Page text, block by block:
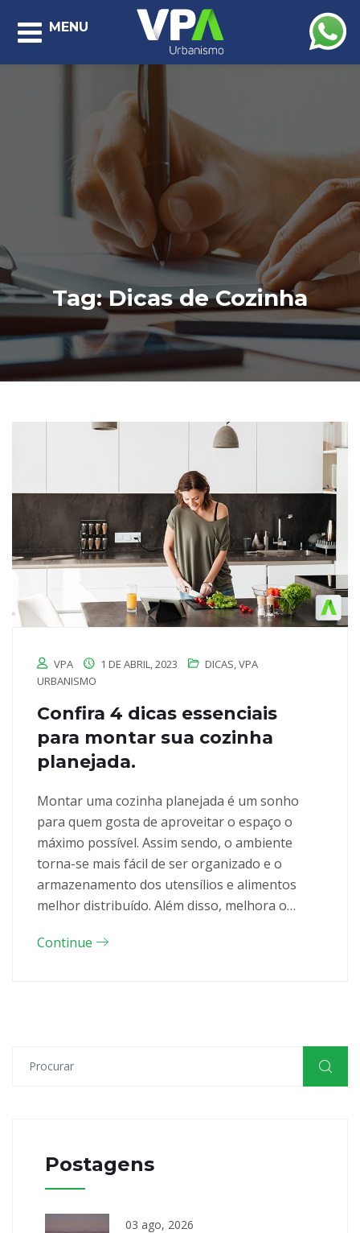
Tag:Dicas de Cozinha
VPA 1 DE ABRIL, 2023 DICAS,VPA
URBANISMO
Confira 4 dicas essenciais
para montar sua cozinha
planejada.
Montar uma cozinha planejada é um sonho
para quem gosta de aproveitar o espaço o
máximo possível. Assim sendo, o ambiente
torna-se mais fácil de ser organizado e o
armazenamento dos utensílios e alimentos
melhor distribuído. Além disso, melhora o…
Continue
Postagens
03 ago, 2026
MENU